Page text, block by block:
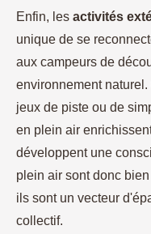
Enfin, les activités
unique de se
aux campeurs de
environnement
jeux de piste ou de
en plein air
développent une
plein air sont donc
ils sont un vecteur
collectif.